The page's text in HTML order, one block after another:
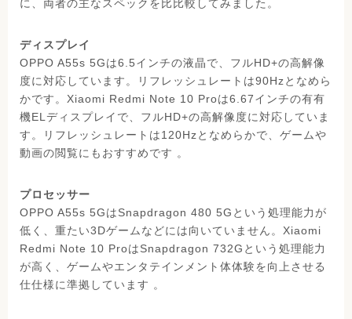
に、両者の主なスペックを比比較してみました。
ディスプレイ
OPPO A55s 5Gは6.5インチの液晶で、フルHD+の高解像
度に対応しています。リフレッシュレートは90Hzとなめら
かです。Xiaomi Redmi Note 10 Proは6.67インチの有有
機ELディスプレイで、フルHD+の高解像度に対応していま
す。リフレッシュレートは120Hzとなめらかで、ゲームや
動画の閲覧にもおすすめです 。
プロセッサー
OPPO A55s 5GはSnapdragon 480 5Gという処理能力が
低く、重たい3Dゲームなどには向いていません。Xiaomi
Redmi Note 10 ProはSnapdragon 732Gという処理能力
が高く、ゲームやエンタテインメント体体験を向上させる
仕仕様に準拠しています 。